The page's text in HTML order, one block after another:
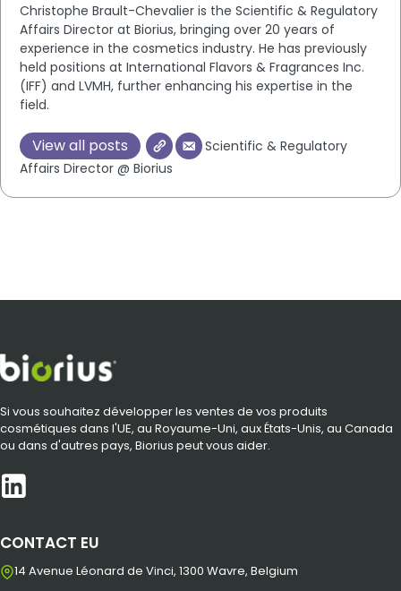
Christophe Brault-Chevalier is the Scientific & Regulatory
Affairs Director at Biorius, bringing over 20 years of
experience in the cosmetics industry. He has previously
held positions at International Flavors & Fragrances Inc.
(IFF) and LVMH, further enhancing his expertise in the
field.
View all posts
Scientific & Regulatory
Affairs Director @ Biorius
Si vous souhaitez développer les ventes de vos produits
cosmétiques dans l'UE, au Royaume-Uni, aux États-Unis, au Canada
ou dans d'autres pays, Biorius peut vous aider.
CONTACT EU
14 Avenue Léonard de Vinci, 1300 Wavre, Belgium